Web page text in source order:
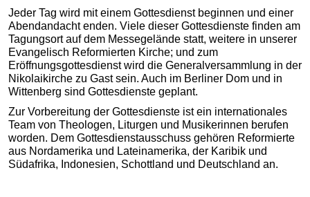
Jeder Tag wird mit einem Gottesdienst beginnen und einer
Abendandacht enden. Viele dieser Gottesdienste finden am
Tagungsort auf dem Messegelände statt, weitere in unserer
Evangelisch Reformierten Kirche; und zum
Eröffnungsgottesdienst wird die Generalversammlung in der
Nikolaikirche zu Gast sein. Auch im Berliner Dom und in
Wittenberg sind Gottesdienste geplant.
Zur Vorbereitung der Gottesdienste ist ein internationales
Team von Theologen, Liturgen und Musikerinnen berufen
worden. Dem Gottesdienstausschuss gehören Reformierte
aus Nordamerika und Lateinamerika, der Karibik und
Südafrika, Indonesien, Schottland und Deutschland an.